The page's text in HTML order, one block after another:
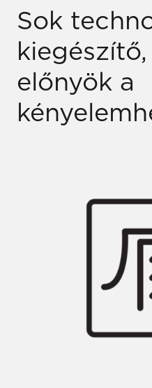
Sok
előnyök a